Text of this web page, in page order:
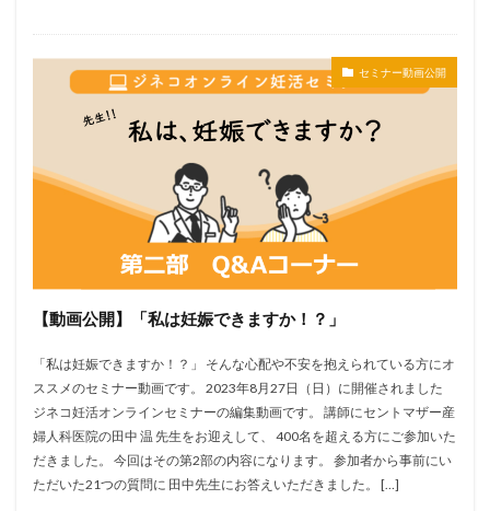
セミナー動画公開
【動画公開】「私は妊娠できますか！？」
「私は妊娠できますか！？」 そんな心配や不安を抱えられている方にオ
ススメのセミナー動画です。 2023年8月27日（日）に開催されました
ジネコ妊活オンラインセミナーの編集動画です。 講師にセントマザー産
婦人科医院の田中 温 先生をお迎えして、 400名を超える方にご参加いた
だきました。 今回はその第2部の内容になります。 参加者から事前にい
ただいた21つの質問に 田中先生にお答えいただきました。 […]